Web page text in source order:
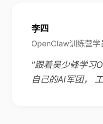
李四
OpenClaw训练营学
"跟着吴少峰学习
自己的AI军团，